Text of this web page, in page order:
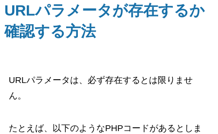
URLパラメータが存在するか
確認する方法
URLパラメータは、必ず存在するとは限りませ
ん。
たとえば、以下のようなPHPコードがあるとしま